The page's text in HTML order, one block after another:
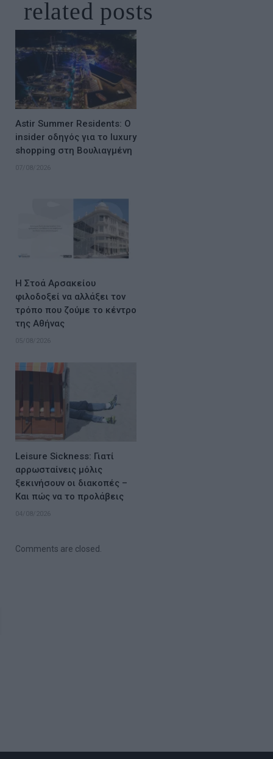
related posts
Astir Summer Residents: Ο
insider οδηγός για το luxury
shopping στη Βουλιαγμένη
07/08/2026
Η Στοά Αρσακείου
φιλοδοξεί να αλλάξει τον
τρόπο που ζούμε το κέντρο
της Αθήνας
05/08/2026
Leisure Sickness: Γιατί
αρρωσταίνεις μόλις
ξεκινήσουν οι διακοπές –
Και πώς να το προλάβεις
04/08/2026
Comments are closed.